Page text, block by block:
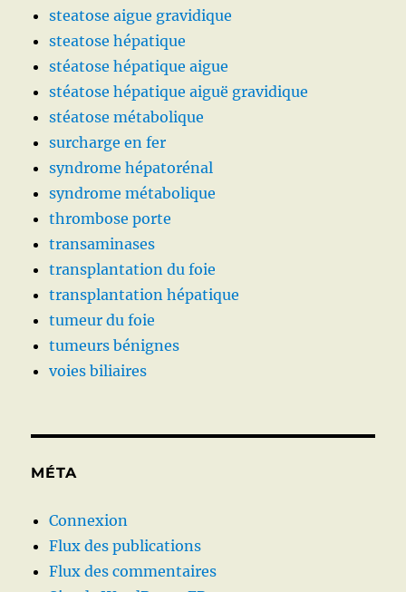
steatose aigue gravidique
steatose hépatique
stéatose hépatique aigue
stéatose hépatique aiguë gravidique
stéatose métabolique
surcharge en fer
syndrome hépatorénal
syndrome métabolique
thrombose porte
transaminases
transplantation du foie
transplantation hépatique
tumeur du foie
tumeurs bénignes
voies biliaires
MÉTA
Connexion
Flux des publications
Flux des commentaires